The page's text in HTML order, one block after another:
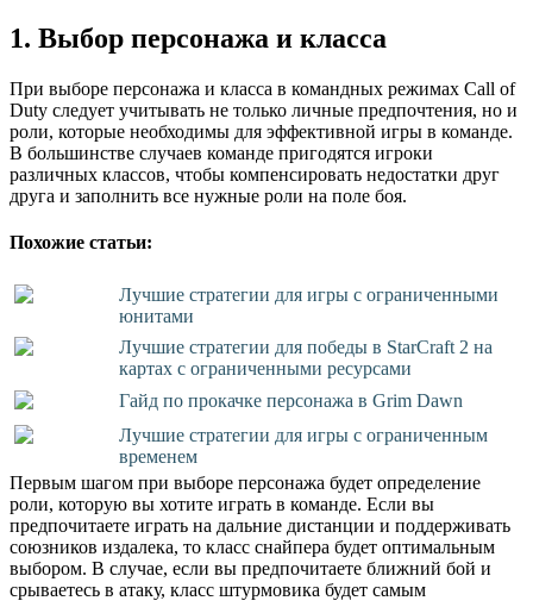
1. Выбор персонажа и класса
При выборе персонажа и класса в командных режимах Call of
Duty следует учитывать не только личные предпочтения, но и
роли, которые необходимы для эффективной игры в команде.
В большинстве случаев команде пригодятся игроки
различных классов, чтобы компенсировать недостатки друг
друга и заполнить все нужные роли на поле боя.
Похожие статьи:
Лучшие стратегии для игры с ограниченными
юнитами
Лучшие стратегии для победы в StarCraft 2 на
картах с ограниченными ресурсами
Гайд по прокачке персонажа в Grim Dawn
Лучшие стратегии для игры с ограниченным
временем
Первым шагом при выборе персонажа будет определение
роли, которую вы хотите играть в команде. Если вы
предпочитаете играть на дальние дистанции и поддерживать
союзников издалека, то класс снайпера будет оптимальным
выбором. В случае, если вы предпочитаете ближний бой и
срываетесь в атаку, класс штурмовика будет самым